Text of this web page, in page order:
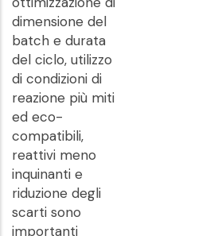
dimensione del
batch e durata
del ciclo, utilizzo
di condizioni di
reazione più miti
ed eco-
compatibili,
reattivi meno
inquinanti e
riduzione degli
scarti sono
importanti